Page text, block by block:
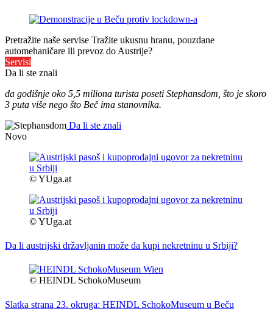
Pretražite naše servise Tražite ukusnu hranu, pouzdane
automehaničare ili prevoz do Austrije?
Servisi
Da li ste znali
da godišnje oko 5,5 miliona turista poseti Stephansdom, što je skoro
3 puta više nego što Beč ima stanovnika.
Da li ste znali
Novo
© YUga.at
© YUga.at
Da li austrijski državljanin može da kupi nekretninu u Srbiji?
© HEINDL SchokoMuseum
Slatka strana 23. okruga: HEINDL SchokoMuseum u Beču